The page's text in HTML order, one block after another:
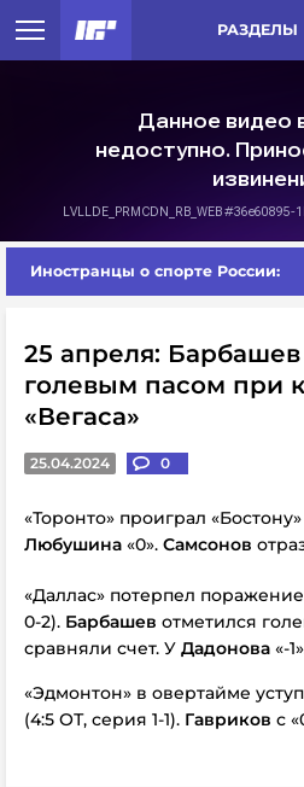
РАЗДЕЛЫ
Иностранцы о спорте России:
25 апреля: Барбашев
голевым пасом при
«Вегаса»
25.04.2024 0
«Торонто» проиграл
Любушина «0». Самсонов
«Даллас» потерпел поражение
0-2). Барбашев отметился
сравняли счет. У Дадонова «-
«Эдмонтон» в овертайме
(4:5 ОТ, серия 1-1). Гавриков с